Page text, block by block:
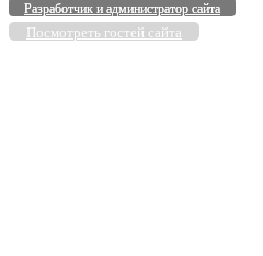
Разработчик и администратор сайта
Посмотреть гостей сайта